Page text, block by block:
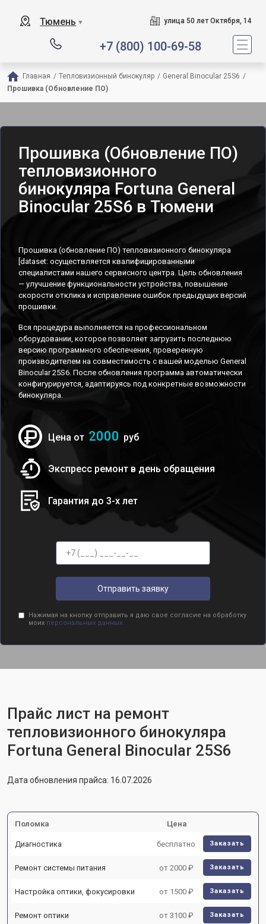
Тюмень ▼ улица 50 лет Октября, 14
+7 (800) 100-69-58
Главная / Тепловизионный бинокуляр / General Binocular 25S6 /
Прошивка (Обновление ПО)
Прошивка (Обновление ПО)
тепловизионного
бинокуляра Fortuna General
Binocular 25S6 в Тюмени
Прошивка (обновление ПО) тепловизионного бинокуляра
[dataset: осуществляется квалифицированными
специалистами нашего сервисного центра. Цель обновления
— улучшение функциональности устройства, повышение
скорости отклика и исправление ошибок предыдущих версий
прошивки.
Вся процедура выполняется на профессиональном
оборудовании, которое позволяет загрузить последнюю
версию программного обеспечения, проверенную
производителем на совместимость с вашей моделью General
Binocular 25S6. После обновления программа автоматически
конфигурируется, адаптируясь под конкретные возможности
бинокуляра.
Цена от 2000 руб
Экспресс ремонт в день обращения
Гарантия до 3-х лет
Отправить заявку
Нажимая на кнопку отправить я даю свое согласие на обработку
моих персональных данных.
Прайс лист на ремонт
тепловизионного бинокуляра
Fortuna General Binocular 25S6
Дата обновления прайса: 16.07.2026
Поломка Цена
Диагностика бесплатно Заказать
Ремонт системы питания от 2000 ₽ Заказать
Настройка оптики, фокусировки от 1500 ₽ Заказать
Ремонт оптики от 3100 ₽ Заказать